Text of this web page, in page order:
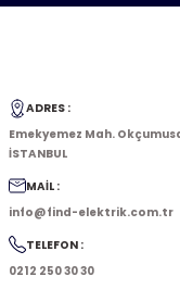
ADRES :
Emekyemez Mah.
İSTANBUL
MAİL :
info@find-elektrik.com.tr
TELEFON :
0212 250 30 30